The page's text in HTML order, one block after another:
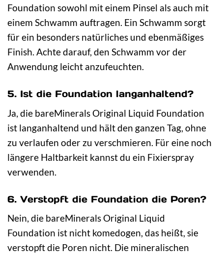
Foundation sowohl mit einem Pinsel als auch mit
einem Schwamm auftragen. Ein Schwamm sorgt
für ein besonders natürliches und ebenmäßiges
Finish. Achte darauf, den Schwamm vor der
Anwendung leicht anzufeuchten.
5. Ist die Foundation langanhaltend?
Ja, die bareMinerals Original Liquid Foundation
ist langanhaltend und hält den ganzen Tag, ohne
zu verlaufen oder zu verschmieren. Für eine noch
längere Haltbarkeit kannst du ein Fixierspray
verwenden.
6. Verstopft die Foundation die Poren?
Nein, die bareMinerals Original Liquid
Foundation ist nicht komedogen, das heißt, sie
verstopft die Poren nicht. Die mineralischen